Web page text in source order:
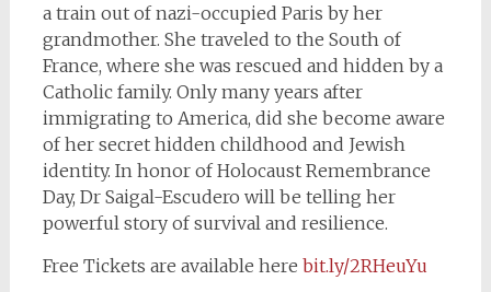
a train out of nazi-occupied Paris by her
grandmother. She traveled to the South of
France, where she was rescued and hidden by a
Catholic family. Only many years after
immigrating to America, did she become aware
of her secret hidden childhood and Jewish
identity. In honor of Holocaust Remembrance
Day, Dr Saigal-Escudero will be telling her
powerful story of survival and resilience.
Free Tickets are available here bit.ly/2RHeuYu